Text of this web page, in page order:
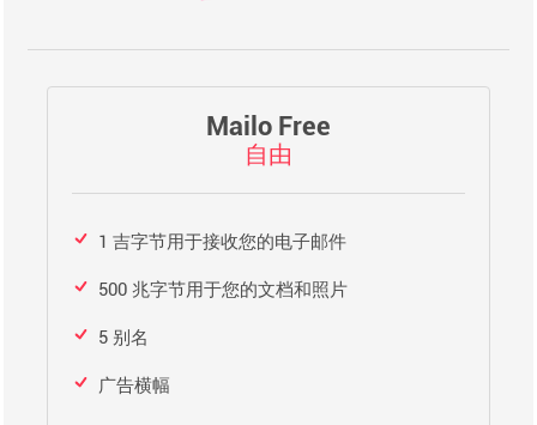
Mailo Free
自由
1 吉字节用于接收您的电子邮件
500 兆字节用于您的文档和照片
5 别名
广告横幅